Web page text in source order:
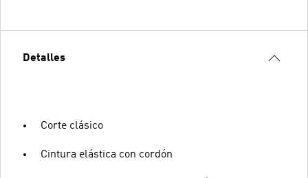
Detalles
Corte clásico
Cintura elástica con cordón